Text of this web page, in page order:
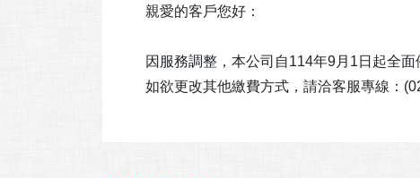
親愛的客戶您好：
因服務調整，本公司自114年9月1日起全
如欲更改其他繳費方式，請洽客服專線：